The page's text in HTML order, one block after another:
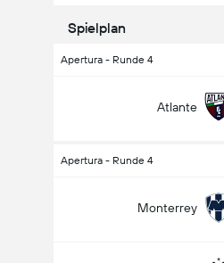
Spielplan
Apertura - Runde 4
Atlante
Apertura - Runde 4
Monterrey